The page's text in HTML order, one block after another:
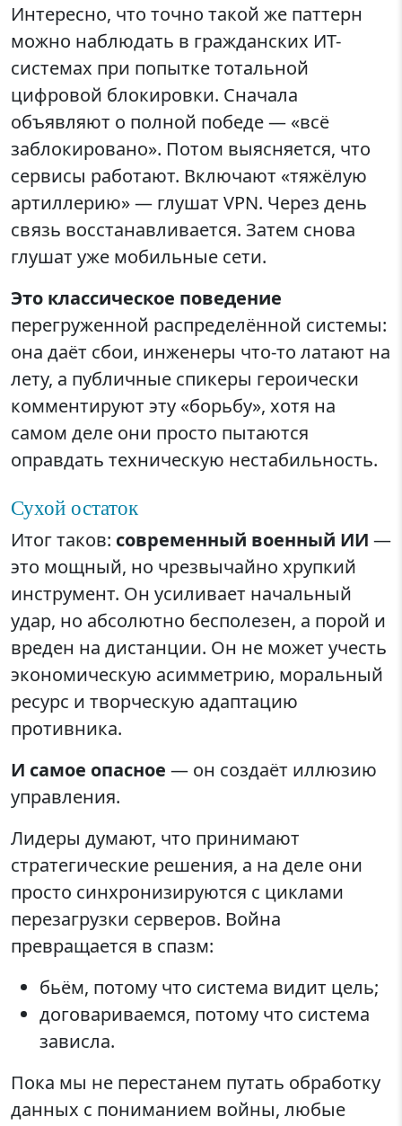
Интересно, что точно такой же паттерн
можно наблюдать в гражданских ИТ-
системах при попытке тотальной
цифровой блокировки. Сначала
объявляют о полной победе — «всё
заблокировано». Потом выясняется, что
сервисы работают. Включают «тяжёлую
артиллерию» — глушат VPN. Через день
связь восстанавливается. Затем снова
глушат уже мобильные сети.
Это классическое поведение
перегруженной распределённой системы:
она даёт сбои, инженеры что-то латают на
лету, а публичные спикеры героически
комментируют эту «борьбу», хотя на
самом деле они просто пытаются
оправдать техническую нестабильность.
Сухой остаток
Итог таков: современный военный ИИ —
это мощный, но чрезвычайно хрупкий
инструмент. Он усиливает начальный
удар, но абсолютно бесполезен, а порой и
вреден на дистанции. Он не может учесть
экономическую асимметрию, моральный
ресурс и творческую адаптацию
противника.
И самое опасное — он создаёт иллюзию
управления.
Лидеры думают, что принимают
стратегические решения, а на деле они
просто синхронизируются с циклами
перезагрузки серверов. Война
превращается в спазм:
бьём, потому что система видит цель;
договариваемся, потому что система
зависла.
Пока мы не перестанем путать обработку
данных с пониманием войны, любые